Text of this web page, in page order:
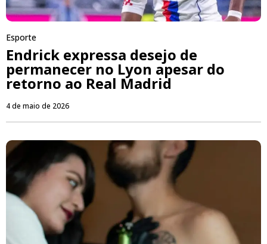
Esporte
Endrick expressa desejo de
permanecer no Lyon apesar do
retorno ao Real Madrid
4 de maio de 2026